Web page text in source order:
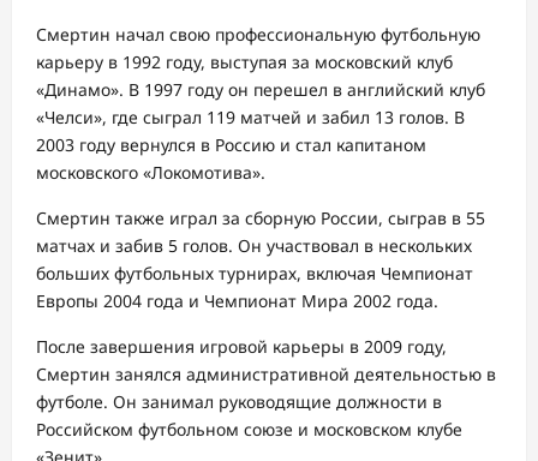
Смертин начал свою профессиональную футбольную
карьеру в 1992 году, выступая за московский клуб
«Динамо». В 1997 году он перешел в английский клуб
«Челси», где сыграл 119 матчей и забил 13 голов. В
2003 году вернулся в Россию и стал капитаном
московского «Локомотива».
Смертин также играл за сборную России, сыграв в 55
матчах и забив 5 голов. Он участвовал в нескольких
больших футбольных турнирах, включая Чемпионат
Европы 2004 года и Чемпионат Мира 2002 года.
После завершения игровой карьеры в 2009 году,
Смертин занялся административной деятельностью в
футболе. Он занимал руководящие должности в
Российском футбольном союзе и московском клубе
«Зенит».